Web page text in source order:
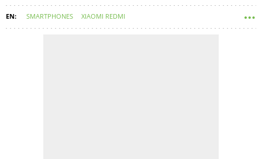
SMARTPHONES XIAOMI REDMI